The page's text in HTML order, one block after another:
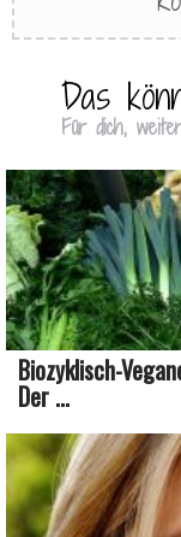
Das
Für dich,
Biozyklisch-
Der ...